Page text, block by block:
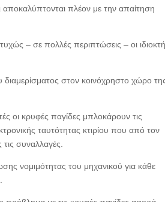
αποκαλύπτονται πλέον με την απαίτηση
– σε πολλές περιπτώσεις – οι
διαμερίσματος στον κοινόχρηστο χώρο
οι κρυφές παγίδες μπλοκάρουν τις
ταυτότητας κτιρίου που από τον
συναλλαγές.
νομιμότητας του μηχανικού για κάθε